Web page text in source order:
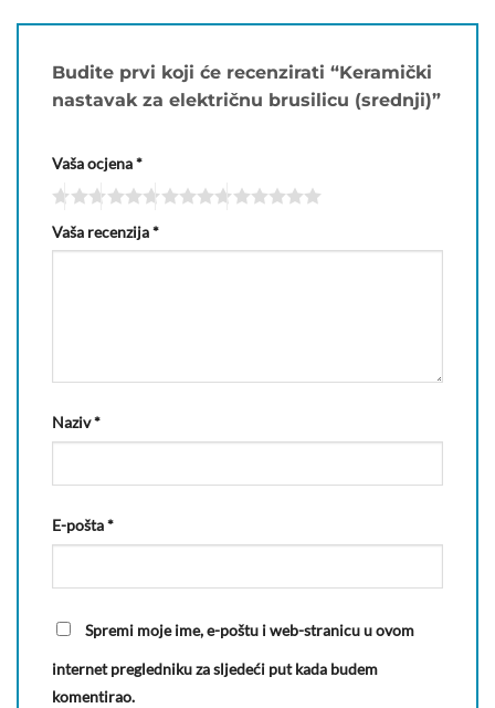
Budite prvi koji će recenzirati “Keramički
nastavak za električnu brusilicu (srednji)”
Vaša ocjena*
Vaša recenzija*
Naziv*
E-pošta*
Spremi moje ime, e-poštu i web-stranicu u ovom
internet pregledniku za sljedeći put kada budem
komentirao.